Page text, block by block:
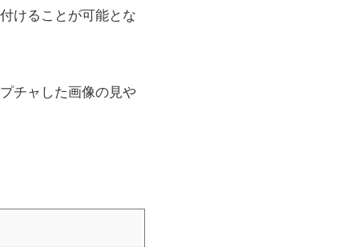
けることが可能とな
チャした画像の見や